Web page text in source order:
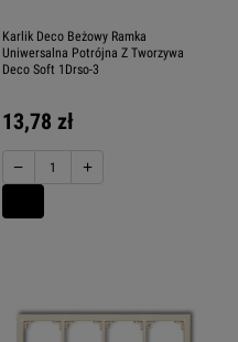
Karlik Deco Beżowy Ramka
Uniwersalna Potrójna Z Tworzywa
Deco Soft 1Drso-3
13,78 zł
− +